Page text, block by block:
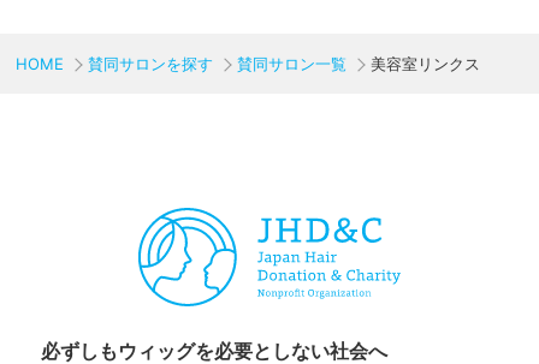
HOME 賛同サロンを探す 賛同サロン一覧 美容室リンクス
必ずしもウィッグを必要としない社会へ